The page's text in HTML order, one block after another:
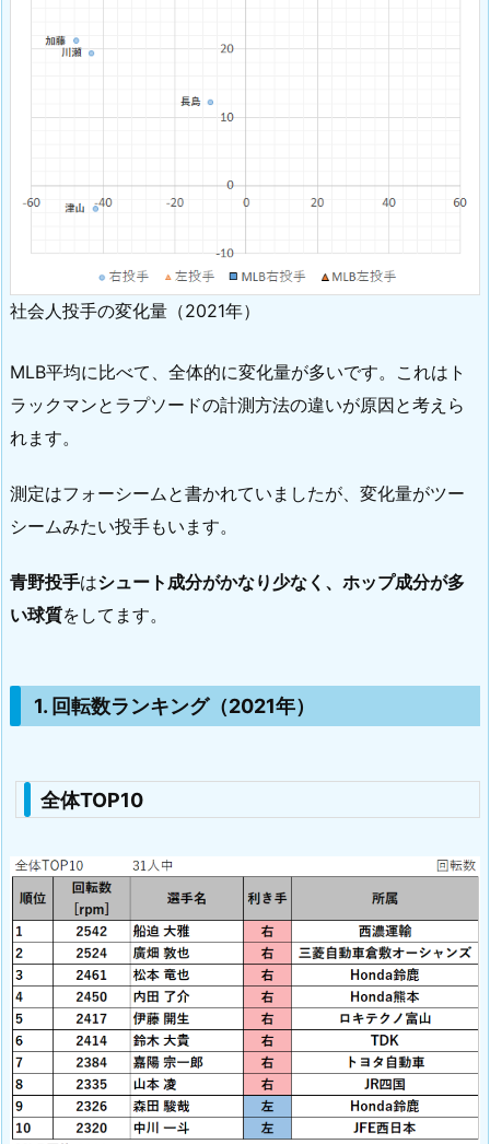
社会人投手の変化量（2021年）
MLB平均に比べて、全体的に変化量が多いです。これはト
ラックマンとラプソードの計測方法の違いが原因と考えら
れます。
測定はフォーシームと書かれていましたが、変化量がツー
シームみたい投手もいます。
青野投手はシュート成分がかなり少なく、ホップ成分が多
い球質をしてます。
1. 回転数ランキング（2021年）
全体TOP10